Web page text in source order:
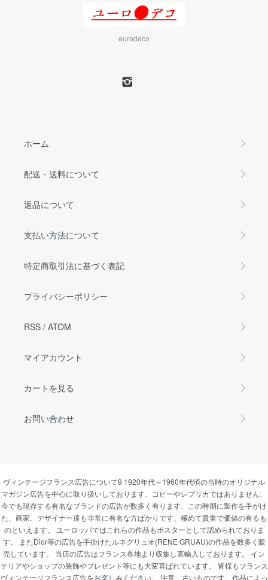
eurodeco
ホーム
配送・送料について
返品について
支払い方法について
特定商取引法に基づく表記
プライバシーポリシー
RSS / ATOM
マイアカウント
カートを見る
お問い合わせ
ヴィンテージフランス広告について9 1920年代～1960年代頃の当時のオリジナル
マガジン広告を中心に取り扱いしております、コピーやレプリカではありません、
今でも現存する有名なブランドの広告が数多く有ります、この時期に製作を手がけ
た、画家、デザイナー達も非常に有名な方ばかりです、極めて貴重で価値の有るも
のといえます。 ユーロッパではこれらの作品もポスターとして認められておりま
す。 またDior等の広告を手掛けたルネグリュオ(RENE GRUAU)の作品を数多く販
売しています。 当店の広告はフランス各地より収集し直輸入しております。 イン
テリアやショップの装飾やプレゼント等にも大変喜ばれています。 皆様もフランス
ヴィンテージフランス広告をお楽しみください。 注意 古いものです、作品によっ